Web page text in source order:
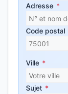
Adresse *
Code postal
Ville *
Sujet *